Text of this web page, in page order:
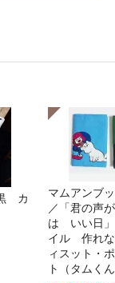
カ
マムアンブ
／「君の声
は いい日」
イル 作れ
ィスット・
ト（タムく